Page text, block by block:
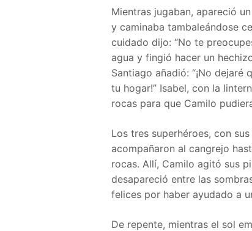
Mientras jugaban, apareció
y caminaba tambaleándose
cuidado dijo: “No te
agua y fingió hacer un
Santiago añadió: “¡No
tu hogar!” Isabel, con la
rocas para que Camilo
Los tres superhéroes, con
acompañaron al cangrejo
rocas. Allí, Camilo agitó sus
desapareció entre las
felices por haber ayudado a
De repente, mientras el sol